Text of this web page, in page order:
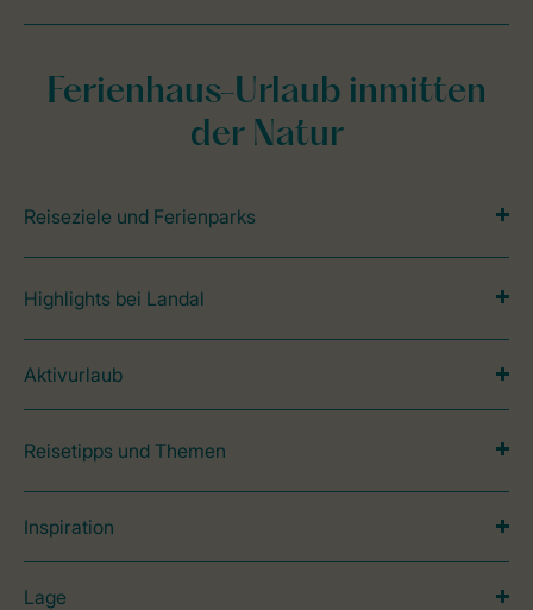
Ferienhaus-Urlaub inmitten
der Natur
Reiseziele und Ferienparks
Highlights bei Landal
Aktivurlaub
Reisetipps und Themen
Inspiration
Lage